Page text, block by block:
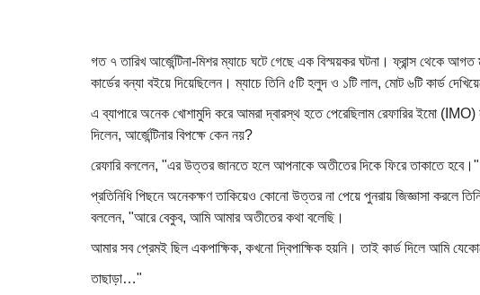
গত ৭ তারিখ আর্জেন্টিনা-মিশর ম্যাচে ঘটে গেছে এক বিস্ময়কর ঘটনা। ফ্রান্স থেকে আগত
কার্ডের বন্যা বইয়ে দিয়েছিলেন। ম্যাচে তিনি ৫টি হলুদ ও ১টি লাল, মোট ৬টি কার্ড
এ ব্যাপারে অনেক খোশামুদি করে আমরা দ্বারস্থ হতে পেরেছিলাম রেফারির ইমো (IMO)
দিলেন, আর্জেন্টিনার বিপক্ষে কেন নয়?
রেফারি বললেন, "এর উত্তর জানতে হলে আপনাকে অতীতের দিকে ফিরে তাকাতে হবে।"
প্রতিনিধি পিছনে অনেকক্ষণ তাকিয়েও কোনো উত্তর না পেয়ে পুনরায় জিজ্ঞাসা করলে
বললেন, "আরে বেকুব, আমি আমার অতীতের কথা বলেছি।
আমার সব প্রেমই ছিল একপাক্ষিক, কখনো দ্বিপাক্ষিক হয়নি। তাই কার্ড দিলে আমি
তাছাড়া…"